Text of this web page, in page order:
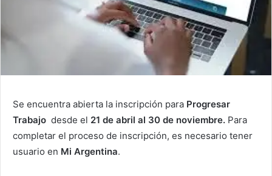
Se encuentra abierta la inscripción para Progresar
Trabajo desde el 21 de abril al 30 de noviembre. Para
completar el proceso de inscripción, es necesario tener
usuario en Mi Argentina.